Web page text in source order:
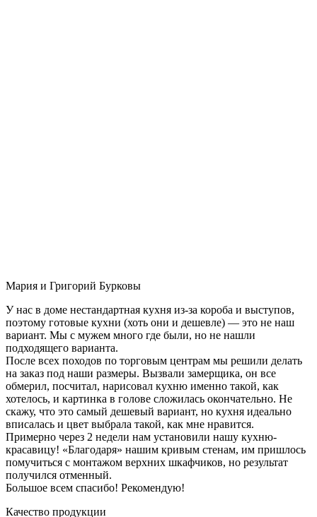
Мария и Григорий Бурковы
У нас в доме нестандартная кухня из-за короба и выступов,
поэтому готовые кухни (хоть они и дешевле) — это не наш
вариант. Мы с мужем много где были, но не нашли
подходящего варианта.
После всех походов по торговым центрам мы решили делать
на заказ под наши размеры. Вызвали замерщика, он все
обмерил, посчитал, нарисовал кухню именно такой, как
хотелось, и картинка в голове сложилась окончательно. Не
скажу, что это самый дешевый вариант, но кухня идеально
вписалась и цвет выбрала такой, как мне нравится.
Примерно через 2 недели нам установили нашу кухню-
красавицу! «Благодаря» нашим кривым стенам, им пришлось
помучиться с монтажом верхних шкафчиков, но результат
получился отменный.
Большое всем спасибо! Рекомендую!
Качество продукции